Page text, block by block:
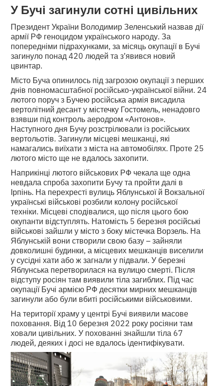
У Бучі загинули сотні цивільних
Президент України Володимир Зеленський назвав дії
армії РФ геноцидом українського народу. За
попередніми підрахунками, за місяць окупації в Бучі
загинуло понад 420 людей та з’явився новий
цвинтар.
Місто Буча опинилось під загрозою окупації з перших
днів повномасштабної російсько-української війни. 24
лютого поруч з Бучею російська армія висадила
вертолітний десант у містечку Гостомель, ненадовго
взявши під контроль аеродром «Антонов».
Наступного дня Бучу розстрілювали із російських
вертольотів. Загинули місцеві мешканці, які
намагались виїхати з міста на автомобілях. Проте 25
лютого місто ще не вдалось захопити.
Наприкінці лютого військових РФ чекала ще одна
невдала спроба захопити Бучу та пройти далі в
Ірпінь. На перехресті вулиць Яблунської й Вокзальної
українські військові розбили колону російської
техніки. Місцеві сподівалися, що після цього бою
окупанти відступлять. Натомість 5 березня російські
військові зайшли у місто з боку містечка Ворзель. На
Яблунській вони створили свою базу – зайняли
довколишні будинки, а місцевих мешканців виселили
у сусідні хати або ж загнали у підвали. У березні
Яблунська перетворилася на вулицю смерті. Після
відступу росіян там виявили тіла загиблих. Під час
окупації Бучі армією РФ десятки мирних мешканців
загинули або були вбиті російськими військовими.
На території храму у центрі Бучі виявили масове
поховання. Від 10 березня 2022 року росіяни там
ховали цивільних. У похованні знайшли тіла 67
людей, деяких і досі не вдалось ідентифікувати.